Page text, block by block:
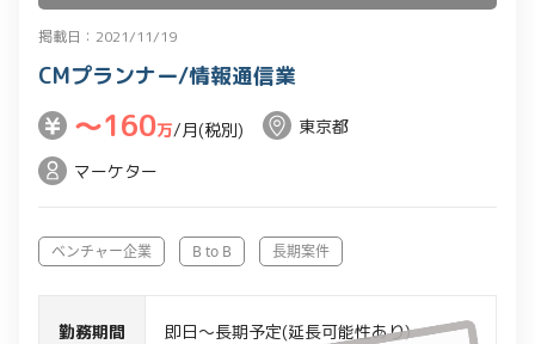
掲載日：2021/11/19
CMプランナー/情報通信業
〜160万/月(税別)
東京都
マーケター
ベンチャー企業 B to B 長期案件
勤務期間 即日～長期予定(延長可能性あり)